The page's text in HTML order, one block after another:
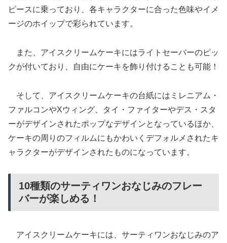
ピースに乗っており、各キャラクターに合った色味やイメ
ージのホイップで彩られています。
また、アイスクリームケーキにはライトセーバーのピッ
クが付いており、自由にケーキを飾り付けることも可能！
そして、アイスクリームケーキの台紙にはミレニアム・
ファルコンやXウィング、タイ・ファイターやデス・スタ
ーがデザインされたポップなデザインとなっているほか、
ケーキの周りのフィルムにもかわいくデフォルメされたキ
ャラクターがデザインされたものになっています。
10種類のサーティワンおなじみのフレー
バーが楽しめる！
アイスクリームケーキには、サーティワンおなじみのア